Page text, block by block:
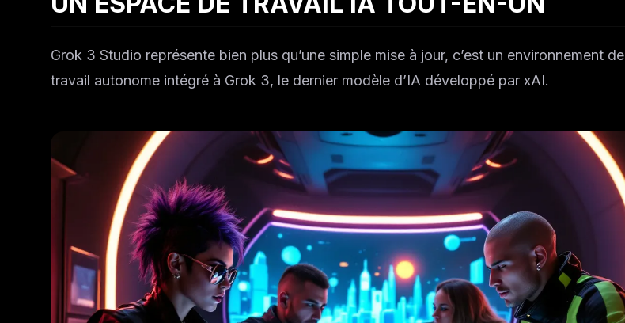
Grok 3 Studio représente bien plus qu’une simple mise à jour, c’est un environnement de
travail autonome intégré à Grok 3, le dernier modèle d’IA développé par xAI.